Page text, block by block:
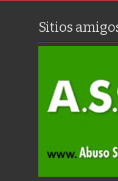
Sitios